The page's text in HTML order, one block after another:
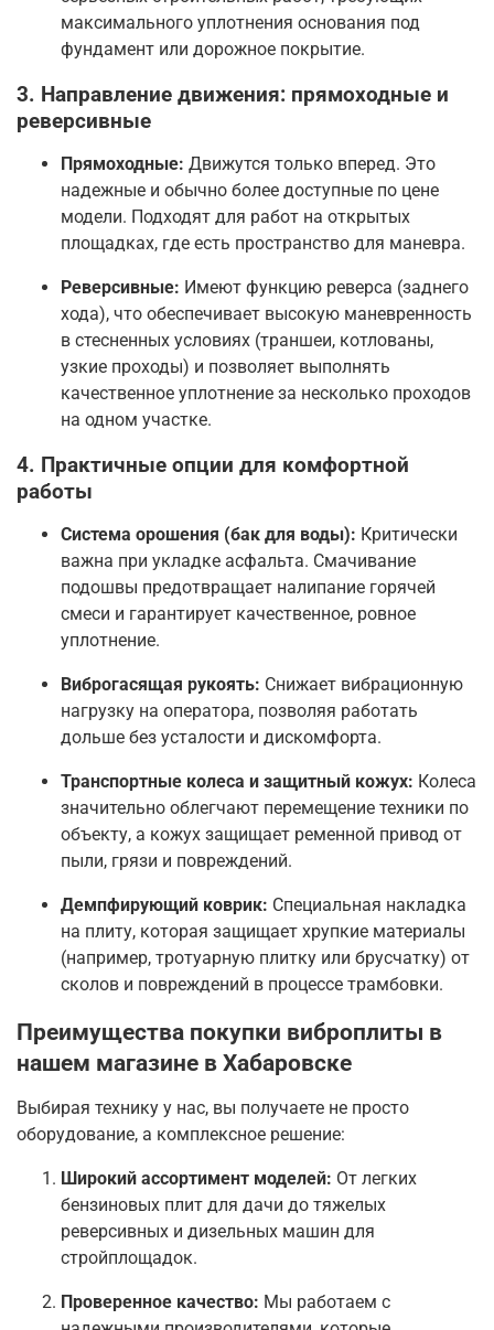
максимального уплотнения основания под
фундамент или дорожное покрытие.
3. Направление движения: прямоходные и
реверсивные
Прямоходные: Движутся только вперед. Это
надежные и обычно более доступные по цене
модели. Подходят для работ на открытых
площадках, где есть пространство для маневра.
Реверсивные: Имеют функцию реверса (заднего
хода), что обеспечивает высокую маневренность
в стесненных условиях (траншеи, котлованы,
узкие проходы) и позволяет выполнять
качественное уплотнение за несколько проходов
на одном участке.
4. Практичные опции для комфортной
работы
Система орошения (бак для воды): Критически
важна при укладке асфальта. Смачивание
подошвы предотвращает налипание горячей
смеси и гарантирует качественное, ровное
уплотнение.
Виброгасящая рукоять: Снижает вибрационную
нагрузку на оператора, позволяя работать
дольше без усталости и дискомфорта.
Транспортные колеса и защитный кожух: Колеса
значительно облегчают перемещение техники по
объекту, а кожух защищает ременной привод от
пыли, грязи и повреждений.
Демпфирующий коврик: Специальная накладка
на плиту, которая защищает хрупкие материалы
(например, тротуарную плитку или брусчатку) от
сколов и повреждений в процессе трамбовки.
Преимущества покупки виброплиты в
нашем магазине в Хабаровске
Выбирая технику у нас, вы получаете не просто
оборудование, а комплексное решение:
Широкий ассортимент моделей: От легких
бензиновых плит для дачи до тяжелых
реверсивных и дизельных машин для
стройплощадок.
Проверенное качество: Мы работаем с